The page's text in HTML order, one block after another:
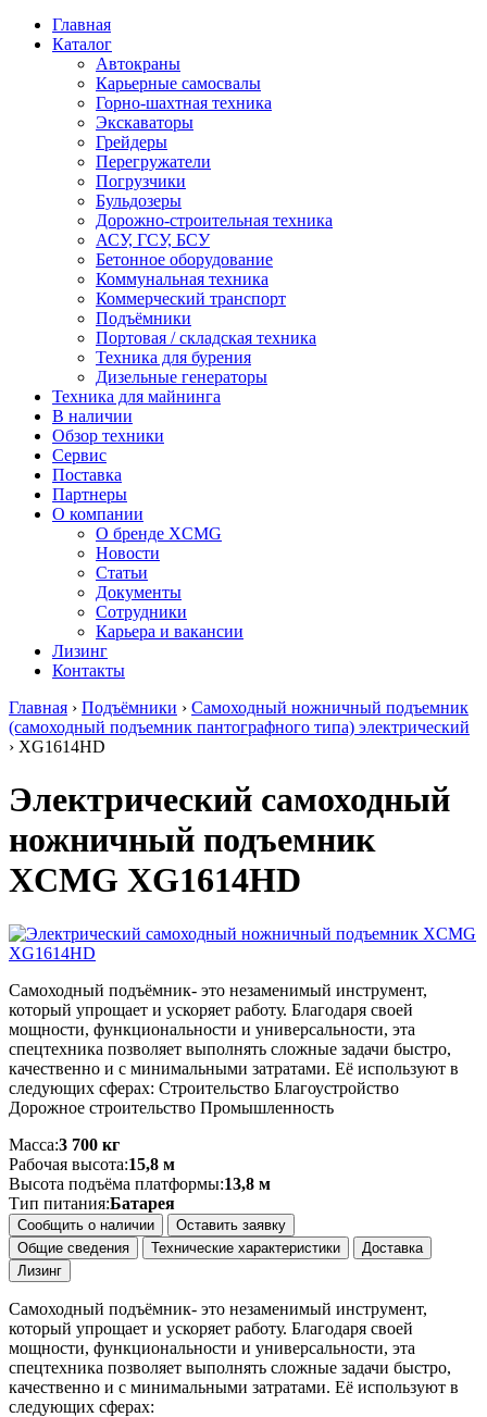
Главная
Каталог
Автокраны
Карьерные самосвалы
Горно-шахтная техника
Экскаваторы
Грейдеры
Перегружатели
Погрузчики
Бульдозеры
Дорожно-строительная техника
АСУ, ГСУ, БСУ
Бетонное оборудование
Коммунальная техника
Коммерческий транспорт
Подъёмники
Портовая / складская техника
Техника для бурения
Дизельные генераторы
Техника для майнинга
В наличии
Обзор техники
Сервис
Поставка
Партнеры
О компании
О бренде XCMG
Новости
Статьи
Документы
Сотрудники
Карьера и вакансии
Лизинг
Контакты
Главная › Подъёмники › Самоходный ножничный подъемник
(самоходный подъемник пантографного типа) электрический
› XG1614HD
Электрический самоходный
ножничный подъемник
XCMG XG1614HD
Самоходный подъёмник- это незаменимый инструмент,
который упрощает и ускоряет работу. Благодаря своей
мощности, функциональности и универсальности, эта
спецтехника позволяет выполнять сложные задачи быстро,
качественно и с минимальными затратами. Её используют в
следующих сферах: Строительство Благоустройство
Дорожное строительство Промышленность
Масса:3 700 кг
Рабочая высота:15,8 м
Высота подъёма платформы:13,8 м
Тип питания:Батарея
Сообщить о наличии
Оставить заявку
Общие сведения
Технические характеристики
Доставка
Лизинг
Самоходный подъёмник- это незаменимый инструмент,
который упрощает и ускоряет работу. Благодаря своей
мощности, функциональности и универсальности, эта
спецтехника позволяет выполнять сложные задачи быстро,
качественно и с минимальными затратами. Её используют в
следующих сферах: